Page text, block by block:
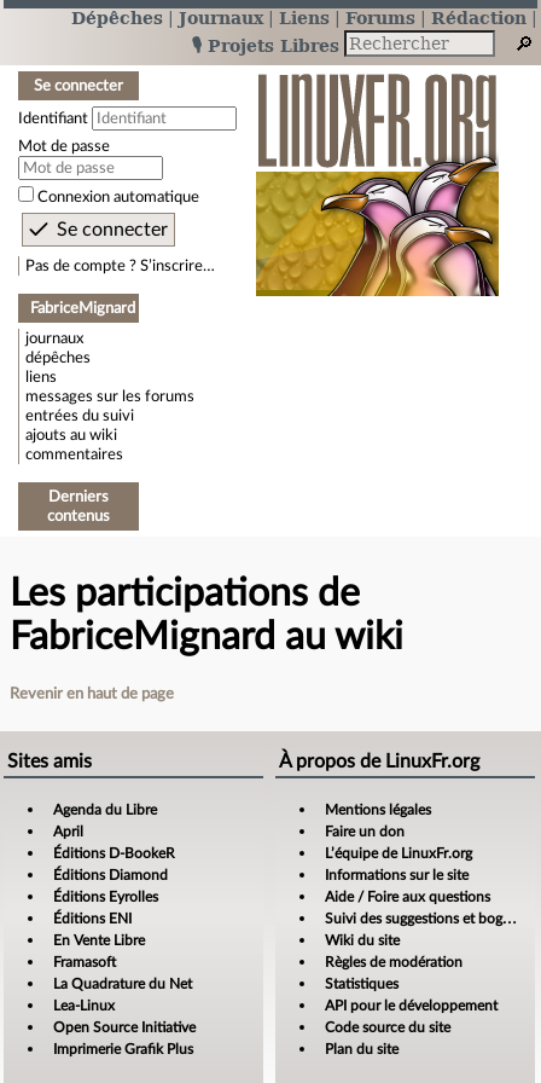
Dépêches Journaux Liens Forums
Rédaction
🎙️ Projets Libres
Se connecter
Identifiant
Mot de passe
Connexion automatique
Pas de compte ? S’inscrire…
FabriceMignard
journaux
dépêches
liens
messages sur les forums
entrées du suivi
ajouts au wiki
commentaires
Derniers
contenus
Les participations de
FabriceMignard au wiki
Revenir en haut de page
Sites amis
Agenda du Libre
April
Éditions D-BookeR
Éditions Diamond
Éditions Eyrolles
Éditions ENI
En Vente Libre
Framasoft
La Quadrature du Net
Lea-Linux
Open Source Initiative
Imprimerie Grafik Plus
À propos de LinuxFr.org
Mentions légales
Faire un don
L’équipe de LinuxFr.org
Informations sur le site
Aide / Foire aux questions
Suivi des suggestions et bogues
Wiki du site
Règles de modération
Statistiques
API pour le développement
Code source du site
Plan du site